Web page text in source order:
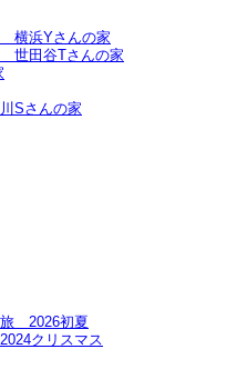
横浜Yさんの家
世田谷Tさんの家
Sさんの家
＿2026初夏
クリスマス